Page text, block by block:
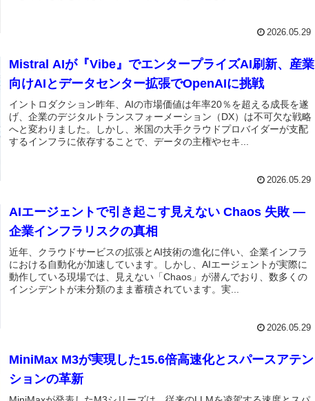
2026.05.29
Mistral AIが『Vibe』でエンタープライズAI刷新、産業
向けAIとデータセンター拡張でOpenAIに挑戦
イントロダクション昨年、AIの市場価値は年率20％を超える成長を遂
げ、企業のデジタルトランスフォーメーション（DX）は不可欠な戦略
へと変わりました。しかし、米国の大手クラウドプロバイダーが支配
するインフラに依存することで、データの主権やセキ...
2026.05.29
AIエージェントで引き起こす見えない Chaos 失敗 ―
企業インフラリスクの真相
近年、クラウドサービスの拡張とAI技術の進化に伴い、企業インフラ
における自動化が加速しています。しかし、AIエージェントが実際に
動作している現場では、見えない「Chaos」が潜んでおり、数多くの
インシデントが未分類のまま蓄積されています。実...
2026.05.29
MiniMax M3が実現した15.6倍高速化とスパースアテン
ションの革新